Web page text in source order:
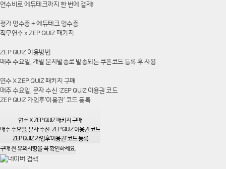
연수비로 에듀테크까지 한 번에 결제!
정가 영수증 + 에듀테크 영수증
직무연수 x ZEP QUIZ 패키지
ZEP QUIZ 이용방법
매주 수요일, 개별 문자발송로 발송되는 쿠폰코드 등록 후 사용
연수 X ZEP QUIZ 패키지 구매
매주 수요일, 문자 수신 :ZEP QUIZ 이용권 코드
ZEP QUIZ 가입후‘이용권’ 코드 등록
연수 X ZEP QUIZ 패키지 구매
매주 수요일, 문자 수신 :ZEP QUIZ 이용권 코드
ZEP QUIZ 가입후‘이용권’ 코드 등록
구매 전 유의사항을 꼭 확인하세요.